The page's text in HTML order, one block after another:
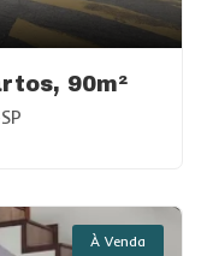
90m²
À Venda